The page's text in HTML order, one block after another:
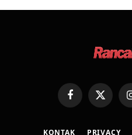
FacebookX
(Twitter)
KONTAK PRIVACY